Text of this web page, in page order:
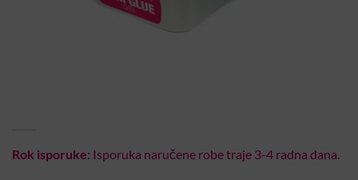
Rok isporuke: Isporuka naručene robe traje 3-4 radna dana.